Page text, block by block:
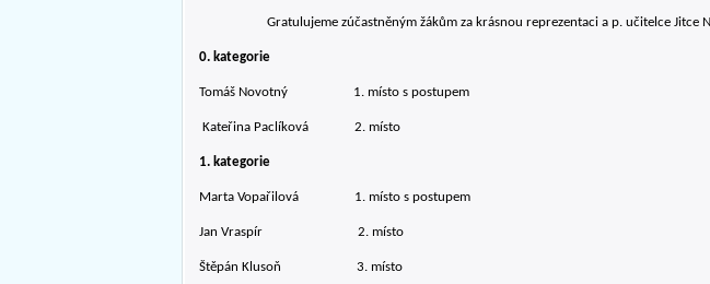
Gratulujeme zúčastněným žákům za krásnou reprezentaci a p. učitelce Jitce
0. kategorie
Tomáš Novotný 1. místo s postupem
Kateřina Paclíková 2. místo
1. kategorie
Marta Vopařilová 1. místo s postupem
Jan Vraspír 2. místo
Štěpán Klusoň 3. místo